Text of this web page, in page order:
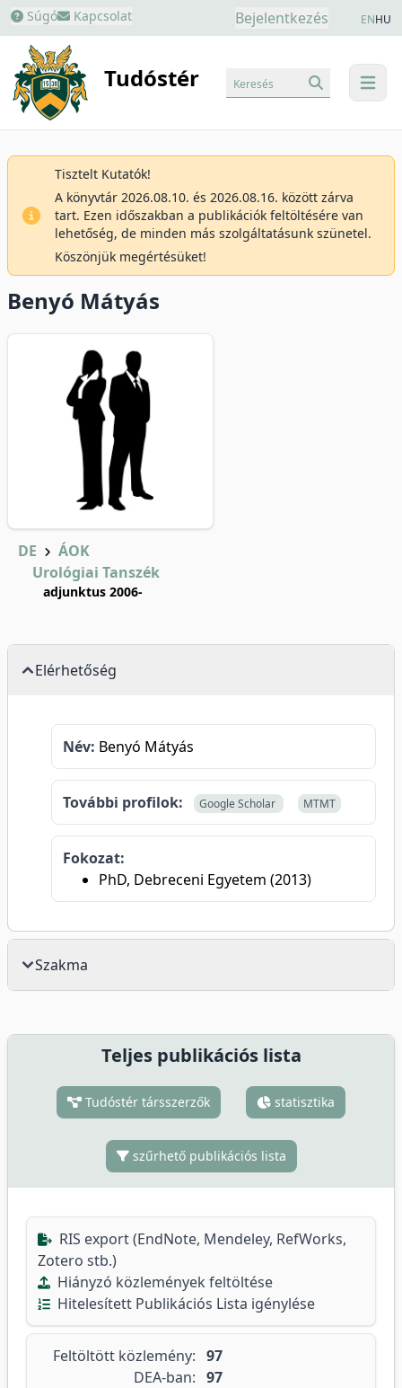
Súgó Kapcsolat Bejelentkezés ENHU
Tudóstér menu
Keresés
Tisztelt Kutatók!
A könyvtár 2026.08.10. és 2026.08.16. között zárva
tart. Ezen időszakban a publikációk feltöltésére van
lehetőség, de minden más szolgáltatásunk szünetel.
Köszönjük megértésüket!
Benyó Mátyás
DE
ÁOK
Urológiai Tanszék
adjunktus 2006-
Elérhetőség
Név: Benyó Mátyás
További profilok: Google Scholar MTMT
Fokozat:
PhD, Debreceni Egyetem (2013)
Szakma
Teljes publikációs lista
Tudóstér társszerzők statisztika
szűrhető publikációs lista
RIS export (EndNote, Mendeley, RefWorks,
Zotero stb.)
Hiányzó közlemények feltöltése
Hitelesített Publikációs Lista igénylése
Feltöltött közlemény: 97
DEA-ban: 97